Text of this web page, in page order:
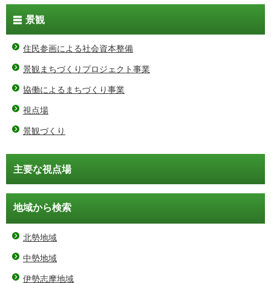
景観
住民参画による社会資本整備
景観まちづくりプロジェクト事業
協働によるまちづくり事業
視点場
景観づくり
主要な視点場
地域から検索
北勢地域
中勢地域
伊勢志摩地域